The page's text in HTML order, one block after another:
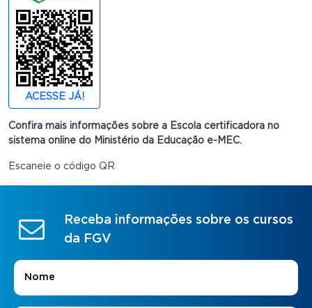
ACESSE JÁ!
Confira mais informações sobre a Escola certificadora no
sistema online do Ministério da Educação e-MEC.
Escaneie o código QR
Receba informações sobre os cursos
da FGV
Nome